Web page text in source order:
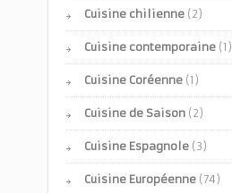
Cuisine chilienne (2)
Cuisine contemporaine (1)
Cuisine Coréenne (1)
Cuisine de Saison (2)
Cuisine Espagnole (3)
Cuisine Européenne (74)